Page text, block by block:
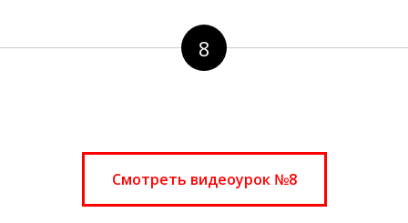
8
Смотреть видеоурок №8